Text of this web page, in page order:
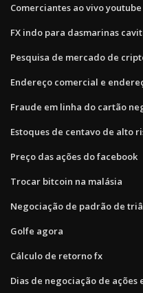
Comerciantes ao vivo youtube
FX indo para dasmarinas
Pesquisa de mercado de
Endereço comercial e
Fraude em linha do cartão
Estoques de centavo de alto
Preço das ações do facebook
Trocar bitcoin na malásia
Negociação de padrão de
Golfe agora
Cálculo de retorno fx
Dias de negociação de ações